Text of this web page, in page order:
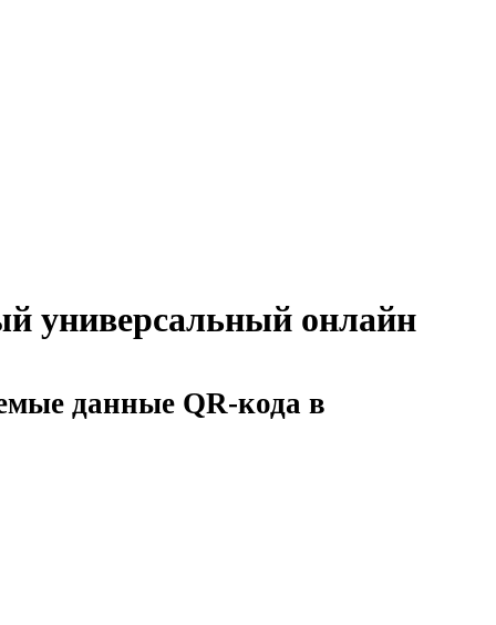
универсальный онлайн
данные QR-кода в